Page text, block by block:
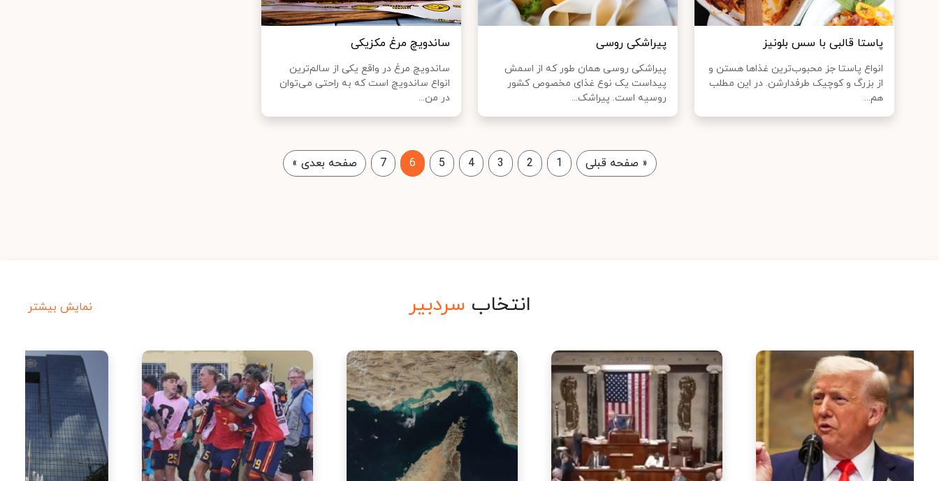
پاستا قالبی با سس بلونیز
انواع پاستا جز محبوب‌ترین غذا‌ها هستن و
از بزرگ و کوچیک طرفدارشن. در این مطلب
هم...
پیراشکی روسی
پیراشکی روسی همان طور که از اسمش
پیداست یک نوع غذای مخصوص کشور
روسیه است. پیراشک...
ساندویچ مرغ مکزیکی
ساندویچ مرغ در واقع یکی از سالم‌ترین
انواع ساندویچ است که به راحتی می‌توان
در من...
« صفحه قبلی 1
2
3
4
5
6
7 صفحه بعدی »
انتخاب سردبیر نمایش بیشتر